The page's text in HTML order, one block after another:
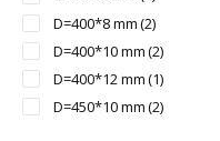
D=400*8 mm(2)
D=400*10 mm(2)
D=400*12 mm(1)
D=450*10 mm(2)